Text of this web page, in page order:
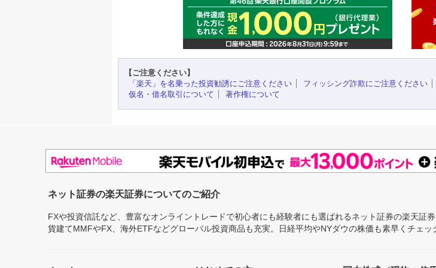
【ご注意ください】
「楽天」を名乗った投資勧誘にご注意ください
フィッシング詐欺にご注意ください
仮名・借名取引について
著作権について
ネット証券の楽天証券についてのご紹介
FXや投資信託など、豊富なオンライントレードで初心者にも経験者にも選ばれるネット証券の楽天
貨建てMMFやFX、海外ETFなどグローバル投資商品も充実。日経平均やNYダウの株価も素早くチェッ